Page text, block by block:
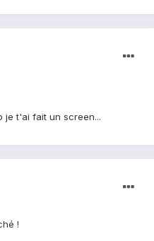
je t'ai fait un screen...
!